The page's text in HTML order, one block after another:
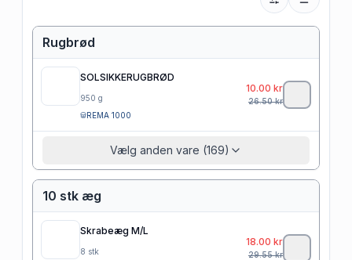
Rugbrød
SOLSIKKERUGBRØD
950 g
REMA 1000
10.00 kr
26.50kr
Vælg anden vare (169)
10 stk æg
Skrabeæg M/L
8 stk
18.00 kr
29.55kr